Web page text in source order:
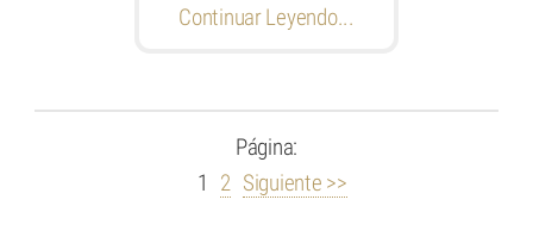
Continuar Leyendo...
Página:
1
2 Siguiente >>